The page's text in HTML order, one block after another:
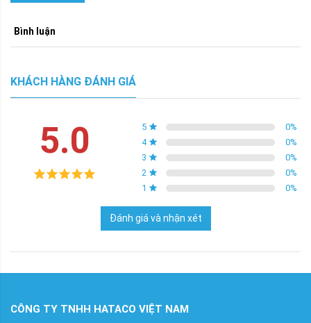
Bình luận
KHÁCH HÀNG ĐÁNH GIÁ
5.0 5 0%
4
0%
3
0%
2
0%
1
0%
Đánh giá và nhận xét
CÔNG TY TNHH HATACO VIỆT NAM